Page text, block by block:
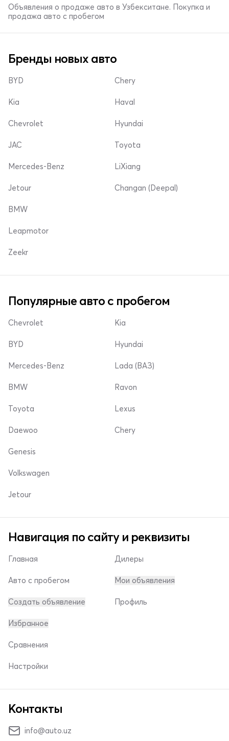
Объявления о продаже авто в Узбекситане. Покупка и
продажа авто с пробегом
Бренды новых авто
BYD
Kia
Chevrolet
Chery
Haval
Hyundai
JAC
Mercedes-Benz
Jetour
Toyota
LiXiang
Changan (Deepal)
BMW
Leapmotor
Zeekr
Популярные авто с пробегом
Chevrolet
BYD
Mercedes-Benz
Kia
Hyundai
Lada (ВАЗ)
BMW
Toyota
Daewoo
Ravon
Lexus
Chery
Genesis
Volkswagen
Jetour
Навигация по сайту и реквизиты
Главная
Авто с пробегом
Создать объявление
Дилеры
Мои объявления
Профиль
Избранное
Сравнения
Настройки
Контакты
info@auto.uz